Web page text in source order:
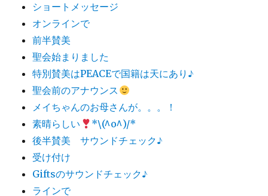
ショートメッセージ
オンラインで
前半賛美
聖会始まりました
特別賛美はPEACEで国籍は天にあり♪
聖会前のアナウンス
メイちゃんのお母さんが。。。！
素晴らしい
*\(^o^)/*
後半賛美 サウンドチェック♪
受け付け
Giftsのサウンドチェック♪
ラインで